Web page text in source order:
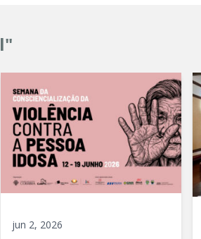
jun 2, 2026